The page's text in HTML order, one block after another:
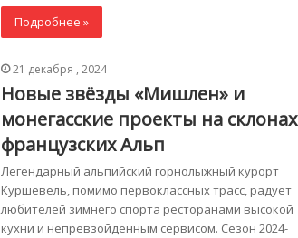
Подробнее »
21 декабря , 2024
Новые звёзды «Мишлен» и
монегасские проекты на склонах
французских Альп
Легендарный альпийский горнолыжный курорт
Куршевель, помимо первоклассных трасс, радует
любителей зимнего спорта ресторанами высокой
кухни и непревзойденным сервисом. Сезон 2024-